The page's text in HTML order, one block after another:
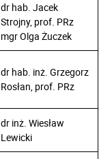
dr hab. Jacek
Strojny, prof. PRz
mgr Olga Żuczek
dr hab. inż. Grzegorz
Rosłan, prof. PRz
dr inż. Wiesław
Lewicki